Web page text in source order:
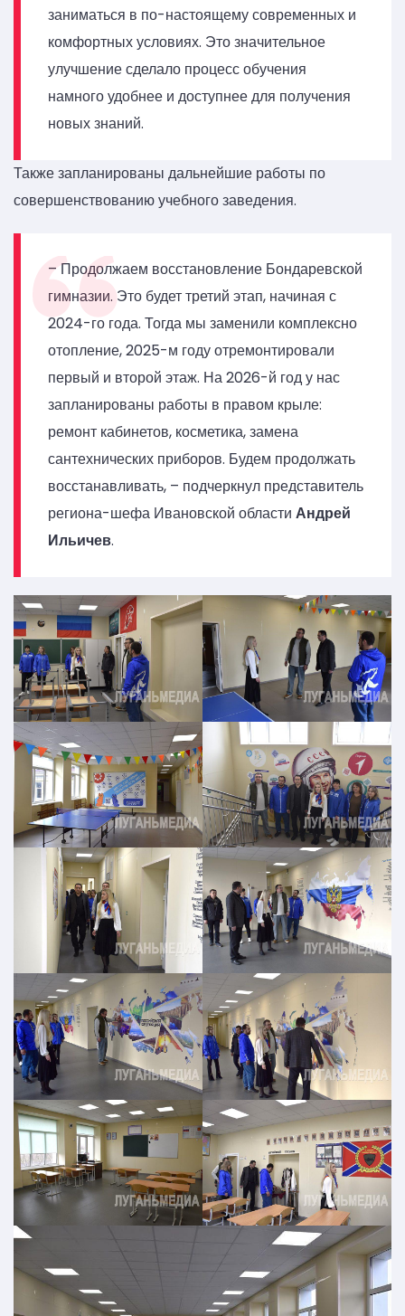
заниматься в по-настоящему современных и
комфортных условиях. Это значительное
улучшение сделало процесс обучения
намного удобнее и доступнее для получения
новых знаний.
Также запланированы дальнейшие работы по
совершенствованию учебного заведения.
– Продолжаем восстановление Бондаревской
гимназии. Это будет третий этап, начиная с
2024-го года. Тогда мы заменили комплексно
отопление, 2025-м году отремонтировали
первый и второй этаж. На 2026-й год у нас
запланированы работы в правом крыле:
ремонт кабинетов, косметика, замена
сантехнических приборов. Будем продолжать
восстанавливать, – подчеркнул представитель
региона-шефа Ивановской области Андрей
Ильичев.